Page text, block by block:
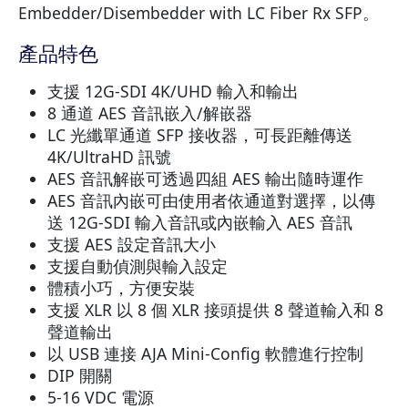
Embedder/Disembedder with LC Fiber Rx SFP。
產品特色
支援 12G-SDI 4K/UHD 輸入和輸出
8 通道 AES 音訊嵌入/解嵌器
LC 光纖單通道 SFP 接收器，可長距離傳送
4K/UltraHD 訊號
AES 音訊解嵌可透過四組 AES 輸出隨時運作
AES 音訊內嵌可由使用者依通道對選擇，以傳
送 12G-SDI 輸入音訊或內嵌輸入 AES 音訊
支援 AES 設定音訊大小
支援自動偵測與輸入設定
體積小巧，方便安裝
支援 XLR 以 8 個 XLR 接頭提供 8 聲道輸入和 8
聲道輸出
以 USB 連接 AJA Mini-Config 軟體進行控制
DIP 開關
5-16 VDC 電源